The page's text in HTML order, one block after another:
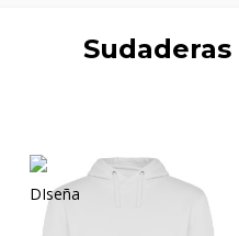
Sudaderas